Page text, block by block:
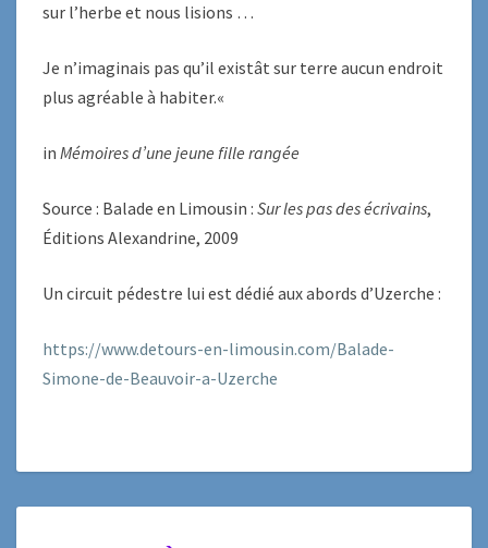
sur l’herbe et nous lisions …
Je n’imaginais pas qu’il existât sur terre aucun endroit
plus agréable à habiter.«
in Mémoires d’une jeune fille rangée
Source : Balade en Limousin : Sur les pas des écrivains,
Éditions Alexandrine, 2009
Un circuit pédestre lui est dédié aux abords d’Uzerche :
https://www.detours-en-limousin.com/Balade-
Simone-de-Beauvoir-a-Uzerche